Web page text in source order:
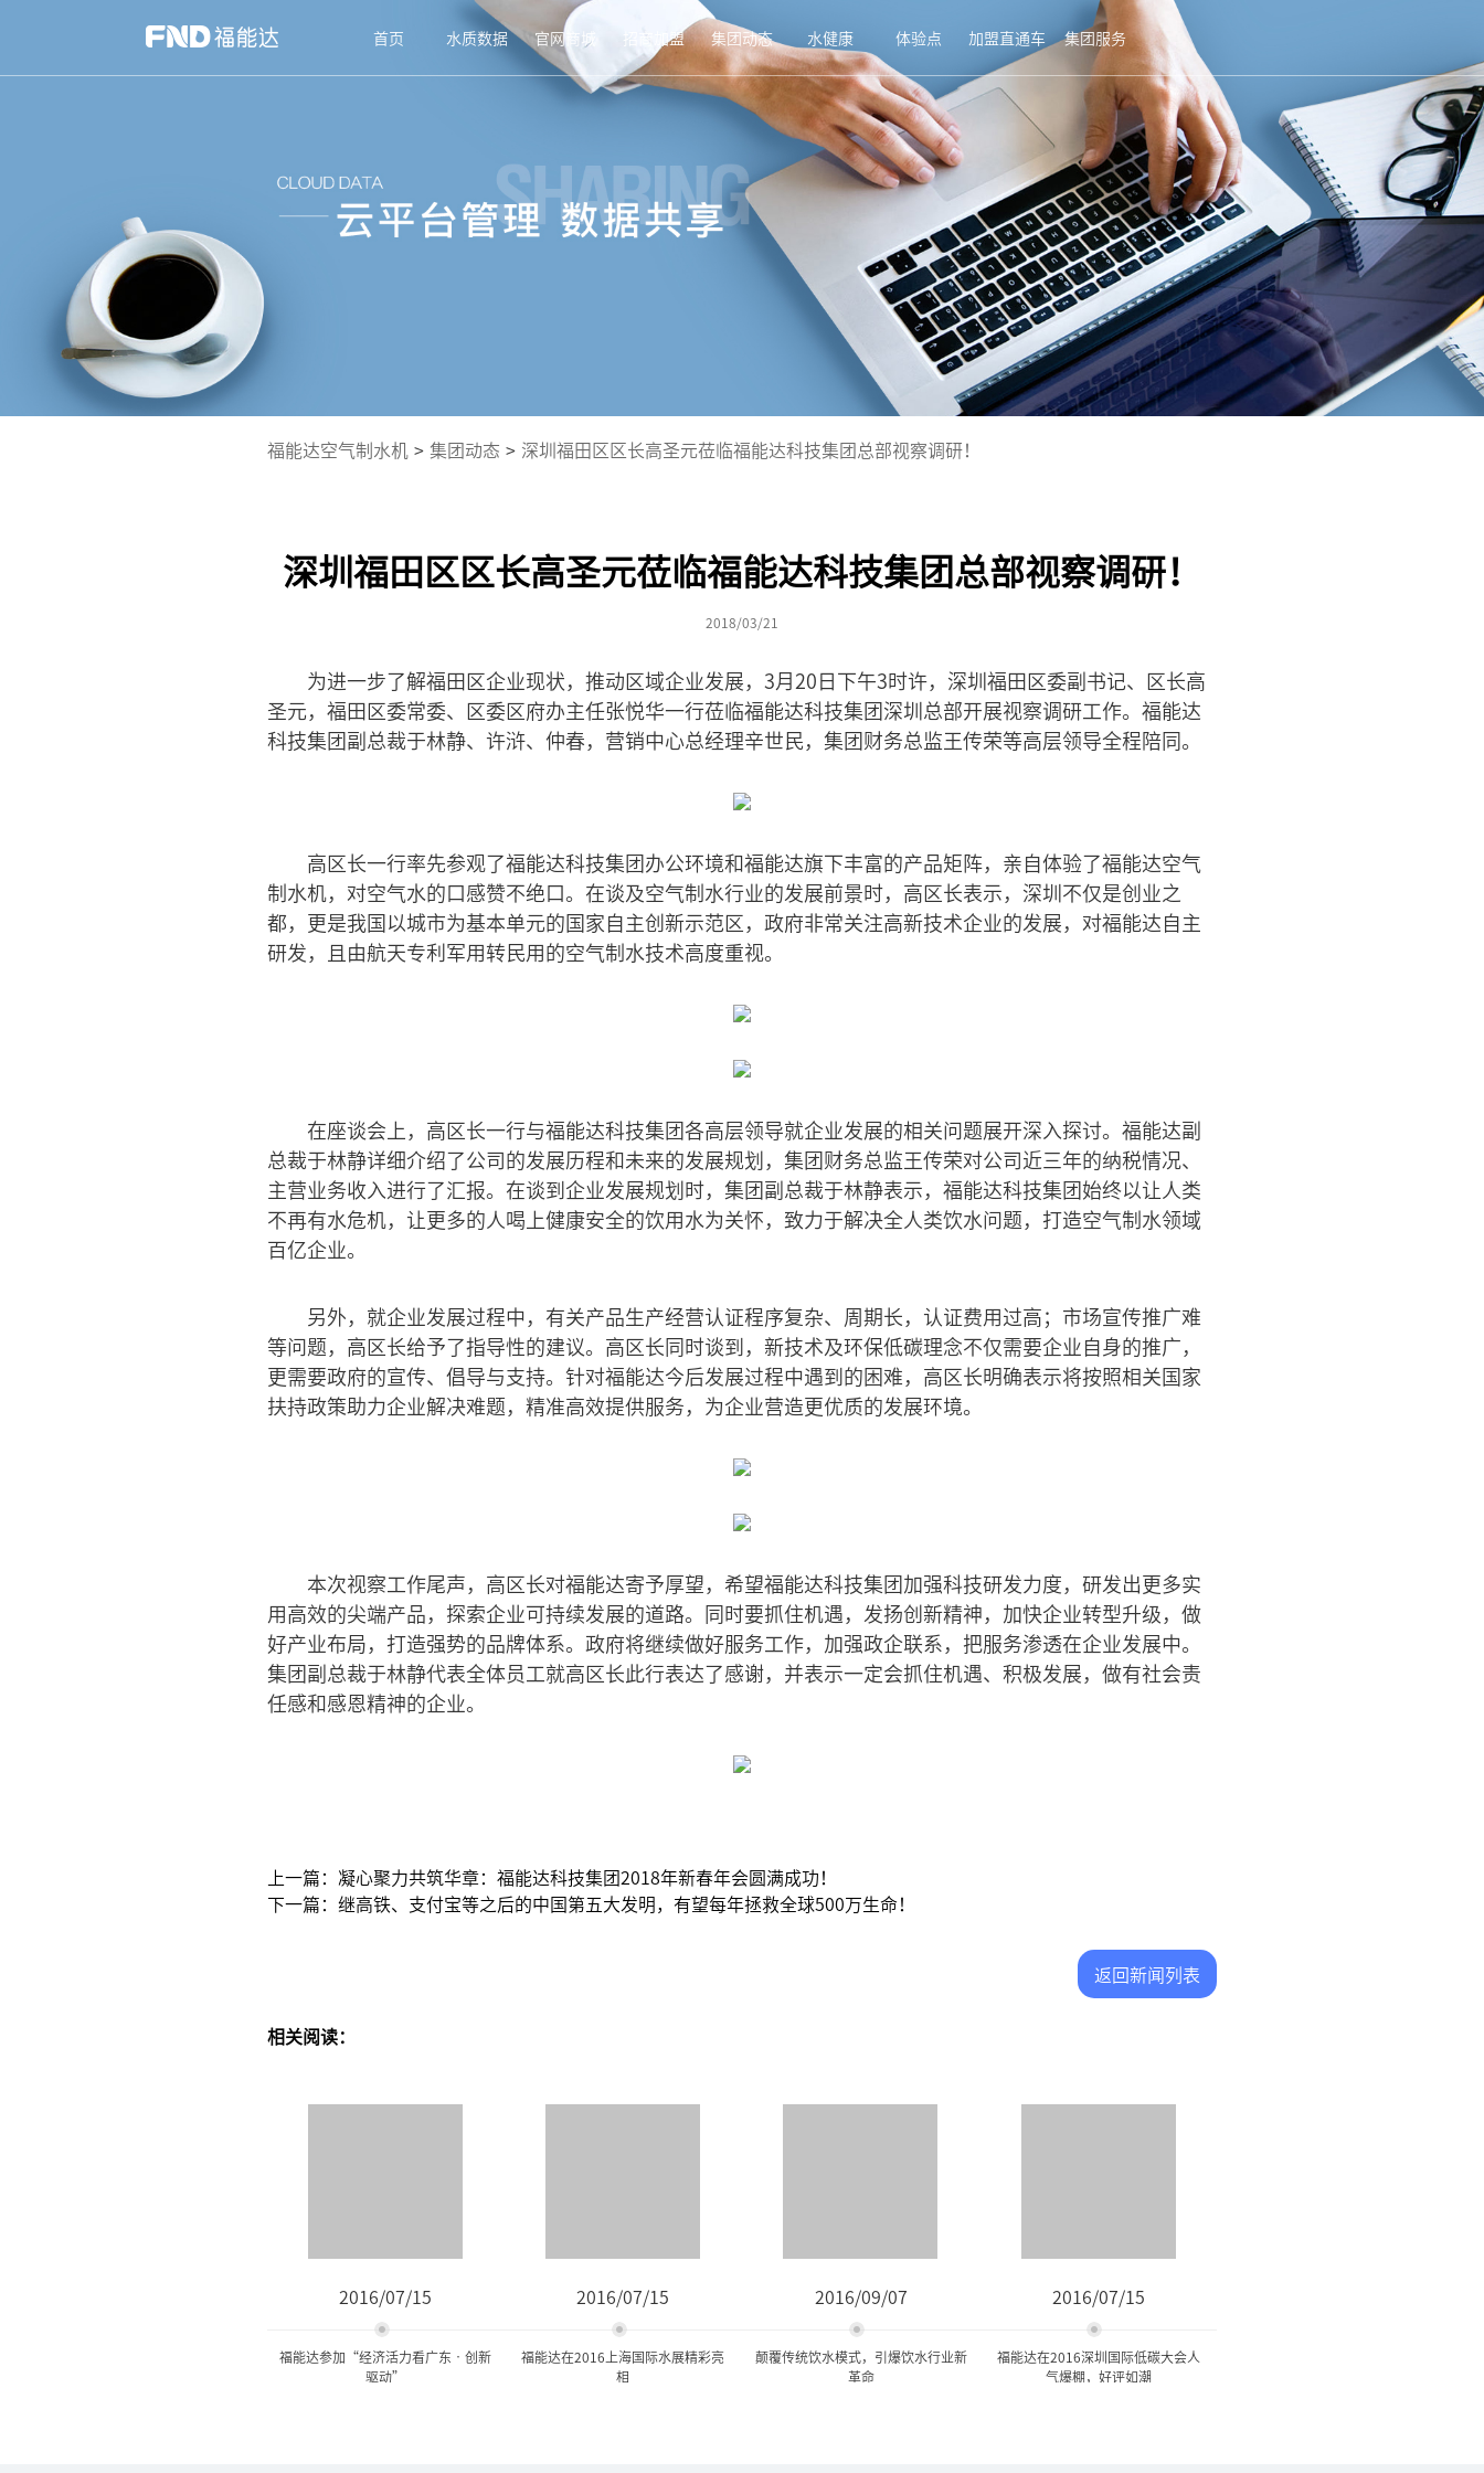
首页 水质数据 官网商城 招商加盟 集团动态 水健康 体验点 加盟直通车 集团服务
福能达空气制水机 > 集团动态 > 深圳福田区区长高圣元莅临福能达科技集团总部视察调研！
深圳福田区区长高圣元莅临福能达科技集团总部视察调研！
2018/03/21
为进一步了解福田区企业现状，推动区域企业发展，3月20日下午3时许，深圳福田区委副书记、区长高
圣元，福田区委常委、区委区府办主任张悦华一行莅临福能达科技集团深圳总部开展视察调研工作。福能达
科技集团副总裁于林静、许浒、仲春，营销中心总经理辛世民，集团财务总监王传荣等高层领导全程陪同。
高区长一行率先参观了福能达科技集团办公环境和福能达旗下丰富的产品矩阵，亲自体验了福能达空气
制水机，对空气水的口感赞不绝口。在谈及空气制水行业的发展前景时，高区长表示，深圳不仅是创业之
都，更是我国以城市为基本单元的国家自主创新示范区，政府非常关注高新技术企业的发展，对福能达自主
研发，且由航天专利军用转民用的空气制水技术高度重视。
在座谈会上，高区长一行与福能达科技集团各高层领导就企业发展的相关问题展开深入探讨。福能达副
总裁于林静详细介绍了公司的发展历程和未来的发展规划，集团财务总监王传荣对公司近三年的纳税情况、
主营业务收入进行了汇报。在谈到企业发展规划时，集团副总裁于林静表示，福能达科技集团始终以让人类
不再有水危机，让更多的人喝上健康安全的饮用水为关怀，致力于解决全人类饮水问题，打造空气制水领域
百亿企业。
另外，就企业发展过程中，有关产品生产经营认证程序复杂、周期长，认证费用过高；市场宣传推广难
等问题，高区长给予了指导性的建议。高区长同时谈到，新技术及环保低碳理念不仅需要企业自身的推广，
更需要政府的宣传、倡导与支持。针对福能达今后发展过程中遇到的困难，高区长明确表示将按照相关国家
扶持政策助力企业解决难题，精准高效提供服务，为企业营造更优质的发展环境。
本次视察工作尾声，高区长对福能达寄予厚望，希望福能达科技集团加强科技研发力度，研发出更多实
用高效的尖端产品，探索企业可持续发展的道路。同时要抓住机遇，发扬创新精神，加快企业转型升级，做
好产业布局，打造强势的品牌体系。政府将继续做好服务工作，加强政企联系，把服务渗透在企业发展中。
集团副总裁于林静代表全体员工就高区长此行表达了感谢，并表示一定会抓住机遇、积极发展，做有社会责
任感和感恩精神的企业。
上一篇：凝心聚力共筑华章：福能达科技集团2018年新春年会圆满成功！
下一篇：继高铁、支付宝等之后的中国第五大发明，有望每年拯救全球500万生命！
返回新闻列表
相关阅读：
2016/07/15
福能达参加“经济活力看广东•创新
驱动”
2016/07/15
福能达在2016上海国际水展精彩亮
相
2016/09/07
颠覆传统饮水模式，引爆饮水行业新
革命
2016/07/15
福能达在2016深圳国际低碳大会人
气爆棚，好评如潮